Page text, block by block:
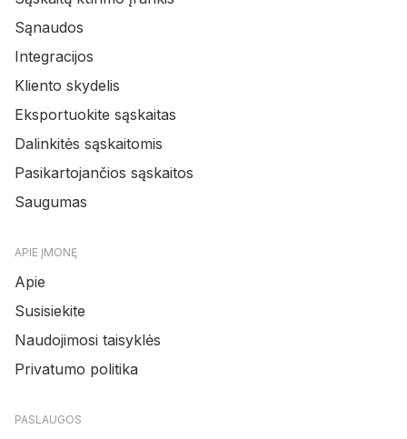
Sąnaudos
Integracijos
Kliento skydelis
Eksportuokite sąskaitas
Dalinkitės sąskaitomis
Pasikartojančios sąskaitos
Saugumas
APIE ĮMONĘ
Apie
Susisiekite
Naudojimosi taisyklės
Privatumo politika
PASLAUGOS